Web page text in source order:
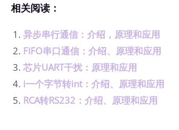
相关阅读：
异步串行通信：介绍，原理和应用
FIFO串口通信：介绍、原理和应用
芯片UART干扰：原理和应用
i一个字节转int：介绍、原理和应用
RCA转RS232：介绍、原理和应用